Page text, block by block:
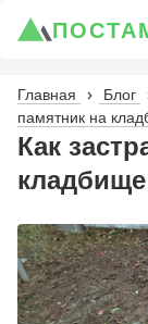
Главная Блог
памятник на
Как
кладбище